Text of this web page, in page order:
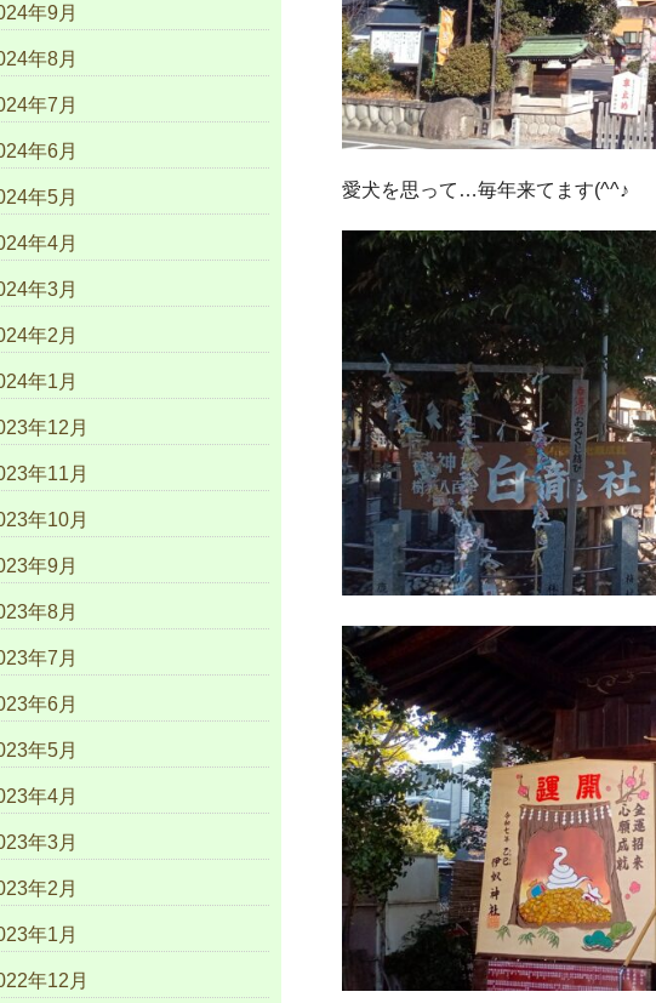
愛犬を思って…毎年来てます(^^♪
年9月
年8月
年7月
年6月
年5月
年4月
年3月
年2月
年1月
年12月
年11月
年10月
年9月
年8月
年7月
年6月
年5月
年4月
年3月
年2月
年1月
年12月